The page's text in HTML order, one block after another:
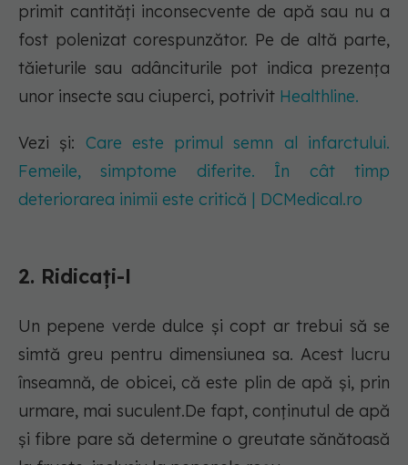
primit cantități inconsecvente de apă sau nu a
fost polenizat corespunzător. Pe de altă parte,
tăieturile sau adânciturile pot indica prezența
unor insecte sau ciuperci, potrivit Healthline.
Vezi și: Care este primul semn al infarctului.
Femeile, simptome diferite. În cât timp
deteriorarea inimii este critică | DCMedical.ro
2. Ridicați-l
Un pepene verde dulce și copt ar trebui să se
simtă greu pentru dimensiunea sa. Acest lucru
înseamnă, de obicei, că este plin de apă și, prin
urmare, mai suculent.De fapt, conținutul de apă
și fibre pare să determine o greutate sănătoasă